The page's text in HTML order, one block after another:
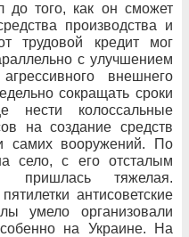
до того, как он сможет
производства и
трудовой кредит мог
с улучшением
внешнего
сокращать сроки
нести колоссальные
на создание средств
самих вооружений. По
село, с его отсталым
пришлась тяжелая.
антисоветские
умело организовали
на Украине. На